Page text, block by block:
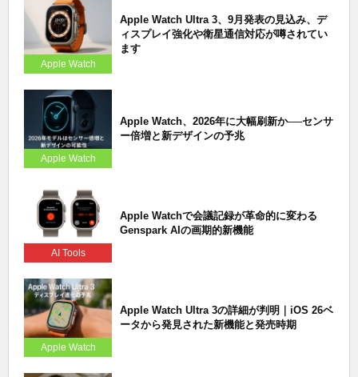
Apple Watch
Apple Watch Ultra 3、9月発表の見込み、デ
ィスプレイ強化や衛星通信対応が噂されてい
ます
Apple Watch
Apple Watch、2026年に大幅刷新か──センサ
ー倍増と新デザインの予兆
AI Tools
Apple Watchで会議記録が革命的に変わる
Genspark AIの画期的新機能
Apple Watch
Apple Watch Ultra 3の詳細が判明｜iOS 26ベ
ータから発見された新機能と発売時期